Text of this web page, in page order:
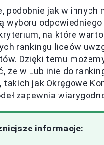
podobnie jak w innych
wyboru
na które
rankingu liceów
Dzięki temu
że w Lublinie do
jak Okręgowe
zapewnia
informacje: